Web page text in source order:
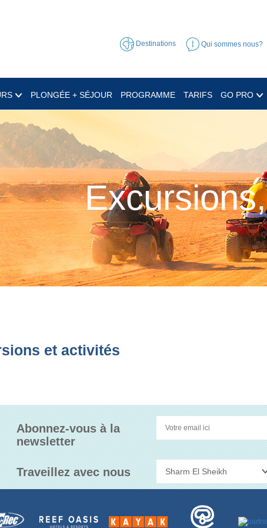
Destinations Qui sommes nous?
PLONGÉE + SÉJOUR PROGRAMME TARIFS GO PRO
Excursions,
et activités
Abonnez-vous à la
newsletter
Traveillez avec nous